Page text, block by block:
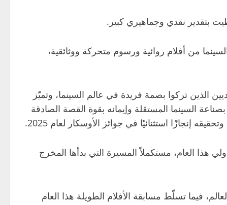
تكريمًا لمختلف أشكال السينما من أفلام روائية ورسوم متحركة ووثائقية،
الذين تركوا بصمة فريدة في عالم السينما، وتميّز
السينما المستقلة وإيمانه بقوة القصة الصادقة
استثنائيًا في جوائز الأوسكار لعام 2025.
هذا العام، مستكملاً المسيرة التي بدأها المخرج
فيما تسلّط مسابقة الأفلام الطويلة هذا العام